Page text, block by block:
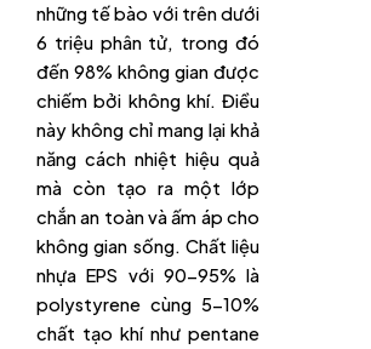
những tế bào với trên dưới
6 triệu phân tử, trong đó
đến 98% không gian được
chiếm bởi không khí. Điều
này không chỉ mang lại khả
năng cách nhiệt hiệu quả
mà còn tạo ra một lớp
chắn an toàn và ấm áp cho
không gian sống. Chất liệu
nhựa EPS với 90-95% là
polystyrene cùng 5-10%
chất tạo khí như pentane